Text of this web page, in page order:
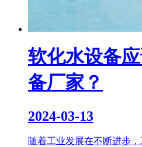
软化水设备
备厂家？
2024-03-13
随着工业发展在不断进步